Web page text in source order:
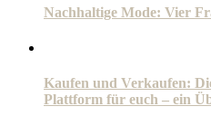
Nachhaltige Mode: Vier
Kaufen und Verkaufen:
Plattform für euch – ein